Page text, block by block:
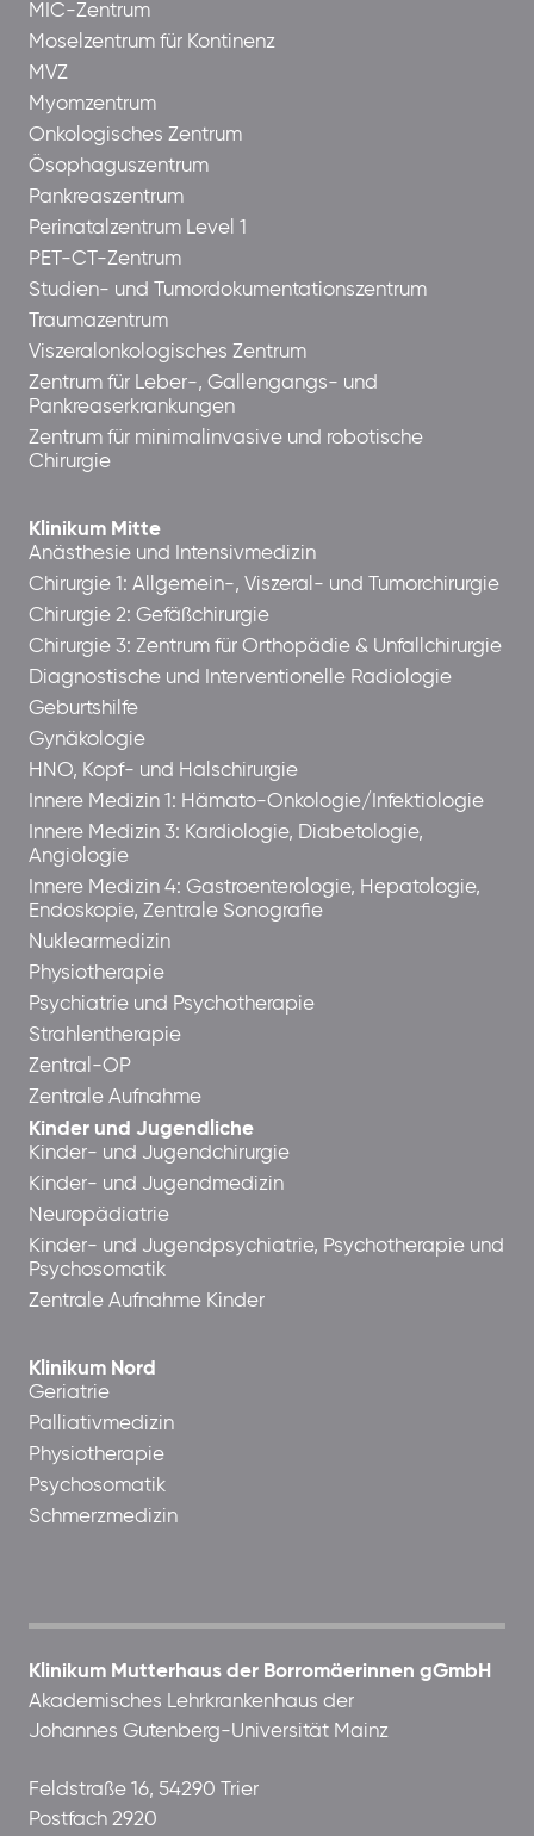
MIC-Zentrum
Moselzentrum für Kontinenz
MVZ
Myomzentrum
Onkologisches Zentrum
Ösophaguszentrum
Pankreaszentrum
Perinatalzentrum Level 1
PET-CT-Zentrum
Studien- und Tumordokumentationszentrum
Traumazentrum
Viszeralonkologisches Zentrum
Zentrum für Leber-, Gallengangs- und
Pankreaserkrankungen
Zentrum für minimalinvasive und robotische
Chirurgie
Klinikum Mitte
Anästhesie und Intensivmedizin
Chirurgie 1: Allgemein-, Viszeral- und Tumorchirurgie
Chirurgie 2: Gefäßchirurgie
Chirurgie 3: Zentrum für Orthopädie & Unfallchirurgie
Diagnostische und Interventionelle Radiologie
Geburtshilfe
Gynäkologie
HNO, Kopf- und Halschirurgie
Innere Medizin 1: Hämato-Onkologie/Infektiologie
Innere Medizin 3: Kardiologie, Diabetologie,
Angiologie
Innere Medizin 4: Gastroenterologie, Hepatologie,
Endoskopie, Zentrale Sonografie
Nuklearmedizin
Physiotherapie
Psychiatrie und Psychotherapie
Strahlentherapie
Zentral-OP
Zentrale Aufnahme
Kinder und Jugendliche
Kinder- und Jugendchirurgie
Kinder- und Jugendmedizin
Neuropädiatrie
Kinder- und Jugendpsychiatrie, Psychotherapie und
Psychosomatik
Zentrale Aufnahme Kinder
Klinikum Nord
Geriatrie
Palliativmedizin
Physiotherapie
Psychosomatik
Schmerzmedizin
Klinikum Mutterhaus der Borromäerinnen gGmbH
Akademisches Lehrkrankenhaus der
Johannes Gutenberg-Universität Mainz
Feldstraße 16, 54290 Trier
Postfach 2920